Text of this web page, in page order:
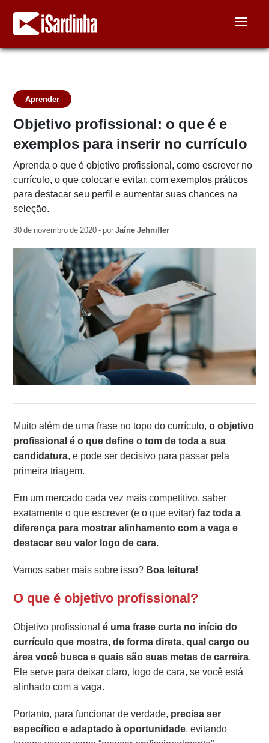
Aprender
Objetivo profissional: o que é e
exemplos para inserir no currículo
Aprenda o que é objetivo profissional, como escrever no
currículo, o que colocar e evitar, com exemplos práticos
para destacar seu perfil e aumentar suas chances na
seleção.
30 de novembro de 2020 - porJaíne Jehniffer
Muito além de uma frase no topo do currículo, o objetivo
profissional é o que define o tom de toda a sua
candidatura, e pode ser decisivo para passar pela
primeira triagem.
Em um mercado cada vez mais competitivo, saber
exatamente o que escrever (e o que evitar)faz toda a
diferença para mostrar alinhamento com a vaga e
destacar seu valor logo de cara.
Vamos saber mais sobre isso? Boa leitura!
O que é objetivo profissional?
Objetivo profissionalé uma frase curta no início do
currículo que mostra, de forma direta, qual cargo ou
área você busca e quais são suas metas de carreira.
Ele serve para deixar claro, logo de cara, se você está
alinhado com a vaga.
Portanto, para funcionar de verdade, precisa ser
específico e adaptado à oportunidade, evitando